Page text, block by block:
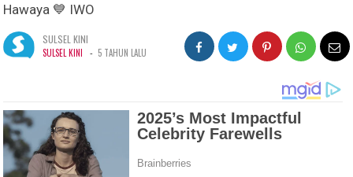
Hawaya 💙 IWO
SULSEL KINI
SULSEL KINI - 5 TAHUN LALU